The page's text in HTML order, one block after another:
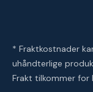
* Fraktkostnader
uhåndterlige
Frakt tilkommer for